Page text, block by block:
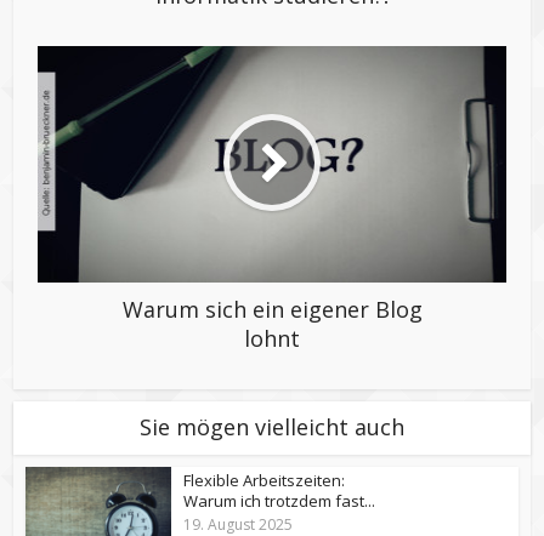
Warum sich ein eigener Blog
lohnt
Sie mögen vielleicht auch
Flexible Arbeitszeiten:
Warum ich trotzdem fast...
19. August 2025